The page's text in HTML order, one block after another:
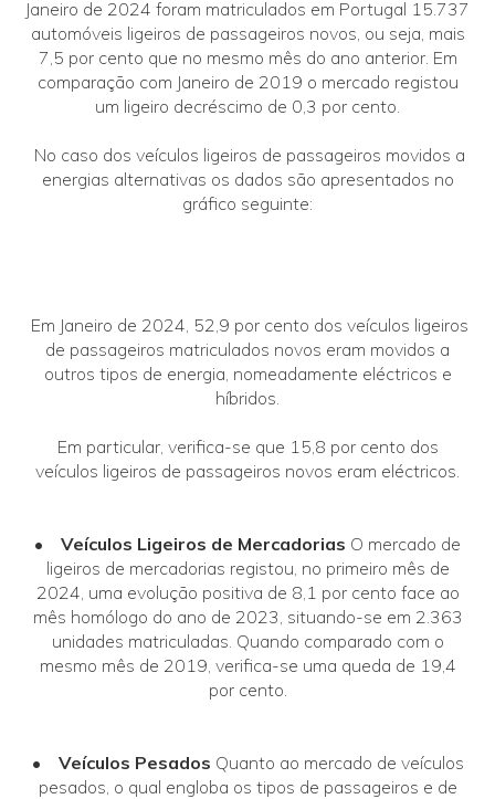
Janeiro de 2024 foram matriculados em Portugal 15.737
automóveis ligeiros de passageiros novos, ou seja, mais
7,5 por cento que no mesmo mês do ano anterior. Em
comparação com Janeiro de 2019 o mercado registou
um ligeiro decréscimo de 0,3 por cento.
No caso dos veículos ligeiros de passageiros movidos a
energias alternativas os dados são apresentados no
gráfico seguinte:
Em Janeiro de 2024, 52,9 por cento dos veículos ligeiros
de passageiros matriculados novos eram movidos a
outros tipos de energia, nomeadamente eléctricos e
híbridos.
Em particular, verifica-se que 15,8 por cento dos
veículos ligeiros de passageiros novos eram eléctricos.
• Veículos Ligeiros de Mercadorias O mercado de
ligeiros de mercadorias registou, no primeiro mês de
2024, uma evolução positiva de 8,1 por cento face ao
mês homólogo do ano de 2023, situando-se em 2.363
unidades matriculadas. Quando comparado com o
mesmo mês de 2019, verifica-se uma queda de 19,4
por cento.
• Veículos Pesados Quanto ao mercado de veículos
pesados, o qual engloba os tipos de passageiros e de